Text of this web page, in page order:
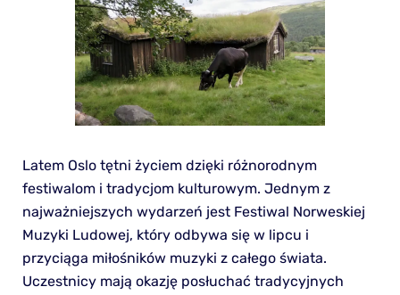
Latem Oslo tętni życiem dzięki różnorodnym
festiwalom i tradycjom kulturowym. Jednym z
najważniejszych wydarzeń jest Festiwal Norweskiej
Muzyki Ludowej, który odbywa się w lipcu i
przyciąga miłośników muzyki z całego świata.
Uczestnicy mają okazję posłuchać tradycyjnych